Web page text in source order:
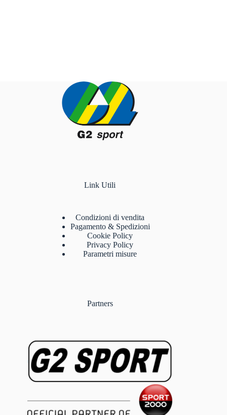
Link Utili
Condizioni di vendita
Pagamento & Spedizioni
Cookie Policy
Privacy Policy
Parametri misure
Partners